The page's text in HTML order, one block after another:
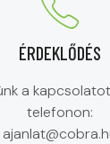
ÉRDEKLŐDÉS
a
telefonon: